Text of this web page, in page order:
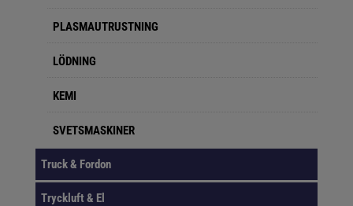
PLASMAUTRUSTNING
LÖDNING
KEMI
SVETSMASKINER
Truck & Fordon
Tryckluft & El